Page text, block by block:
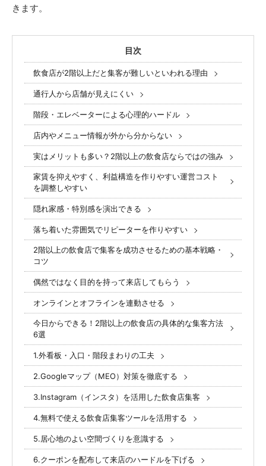
きます。
目次
飲食店が2階以上だと集客が難しいといわれる理由
通行人から店舗が見えにくい
階段・エレベーターによる心理的ハードル
店内やメニュー情報が外から分からない
実はメリットも多い？2階以上の飲食店ならではの強み
家賃を抑えやすく、利益構造を作りやすい運営コスト
を調整しやすい
隠れ家感・特別感を演出できる
落ち着いた雰囲気でリピーターを作りやすい
2階以上の飲食店で集客を成功させるための基本戦略・
コツ
偶然ではなく目的を持って来店してもらう
オンラインとオフラインを連動させる
今日からできる！2階以上の飲食店の具体的な集客方法
6選
1.外看板・入口・階段まわりの工夫
2.Googleマップ（MEO）対策を徹底する
3.Instagram（インスタ）を活用した飲食店集客
4.無料で使える飲食店集客ツールを活用する
5.居心地のよい空間づくりを意識する
6.クーポンを配布して来店のハードルを下げる